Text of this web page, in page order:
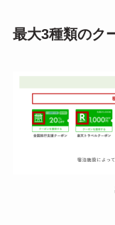
最大3種類のク